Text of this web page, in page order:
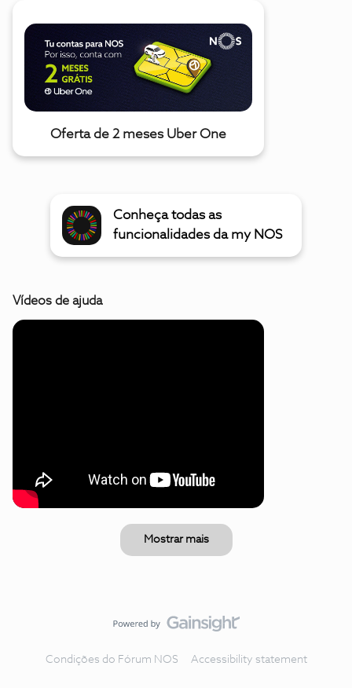
Oferta de 2 meses Uber One
Conheça todas as
funcionalidades da my NOS
Vídeos de ajuda
Mostrar mais
Condições do Fórum NOS Accessibility statement